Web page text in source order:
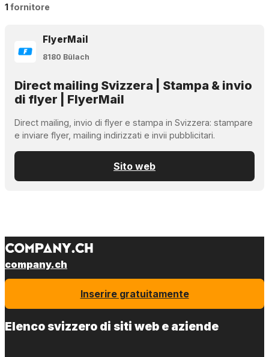
1fornitore
FlyerMail
8180 Bülach
Direct mailing Svizzera | Stampa & invio
di flyer | FlyerMail
Direct mailing, invio di flyer e stampa in Svizzera: stampare
e inviare flyer, mailing indirizzati e invii pubblicitari.
Sito web
company.ch
Inserire gratuitamente
Elenco svizzero di siti web e aziende